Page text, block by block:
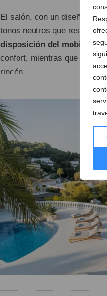
El salón, con un diseño
tonos neutros que resalta la
disposición del mobiliario
confort, mientras que los
rincón.